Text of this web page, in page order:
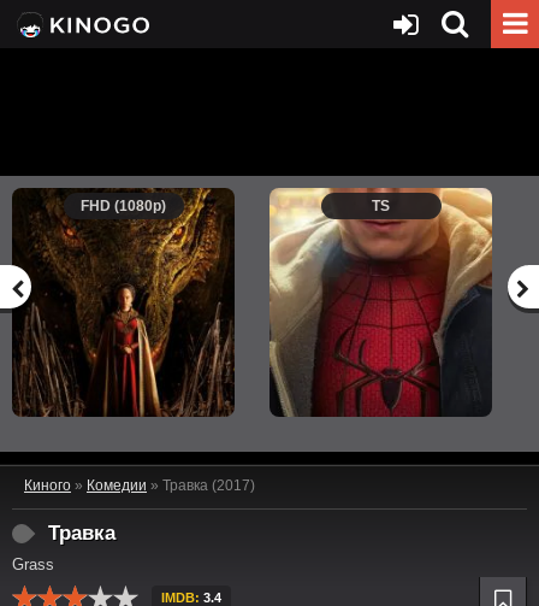
FHD (1080p) TS
Киного » Комедии » Травка (2017)
Травка
Grass
IMDB: 3.4